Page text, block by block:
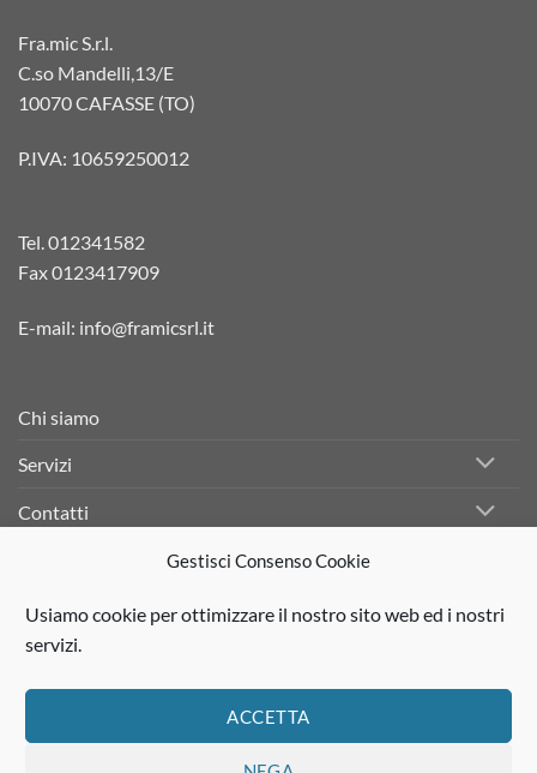
Gestisci Consenso Cookie
Usiamo cookie per ottimizzare il nostro sito web ed i nostri
servizi.
ACCETTA
Fra.mic S.r.l.
C.so Mandelli,13/E
10070 CAFASSE (TO)
P.IVA: 10659250012
Tel.012341582
Fax 0123417909
E-mail: info@framicsrl.it
Chi siamo
Servizi
Contatti